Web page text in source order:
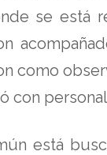
se está
como
con
está